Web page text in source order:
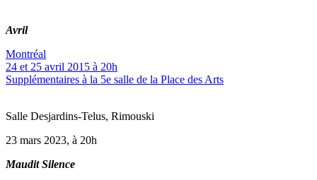
Avril
Montréal
24 et 25 avril 2015 à 20h
Supplémentaires à la 5e salle de la Place des Arts
Salle Desjardins-Telus, Rimouski
23 mars 2023, à 20h
Maudit Silence